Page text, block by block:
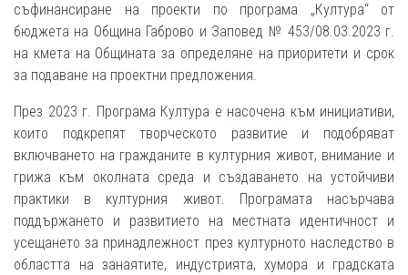
съфинансиране на проекти по програма „Култура“ от
бюджета на Община Габрово и Заповед № 453/08.03.2023 г.
на кмета на Общината за определяне на приоритети и срок
за подаване на проектни предложения.
През 2023 г. Програма Култура е насочена към инициативи,
които подкрепят творческото развитие и подобряват
включването на гражданите в културния живот, внимание и
грижа към околната среда и създаването на устойчиви
практики в културния живот. Програмата насърчава
поддържането и развитието на местната идентичност и
усещането за принадлежност през културното наследство в
областта на занаятите, индустрията, хумора и градската